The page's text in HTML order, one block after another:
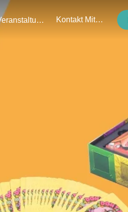
Veranstaltungen Kontakt Mit Uns